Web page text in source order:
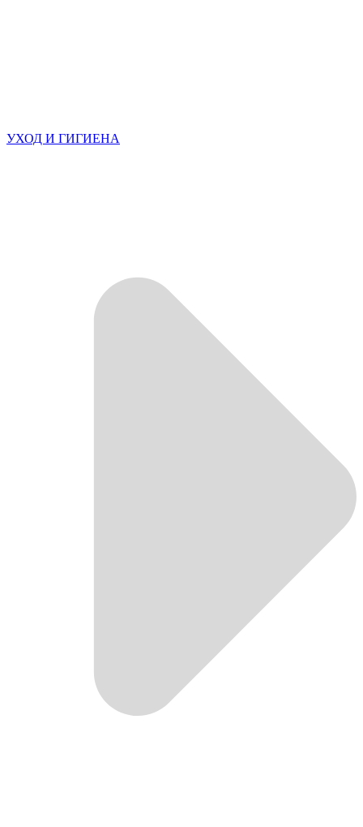
УХОД И ГИГИЕНА